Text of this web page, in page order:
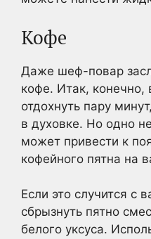
Кофе
Даже шеф-повар
кофе. Итак, конечно,
отдохнуть пару
в духовке. Но одно
может привести к
кофейного пятна на
Если это случится с
сбрызнуть пятно
белого уксуса.